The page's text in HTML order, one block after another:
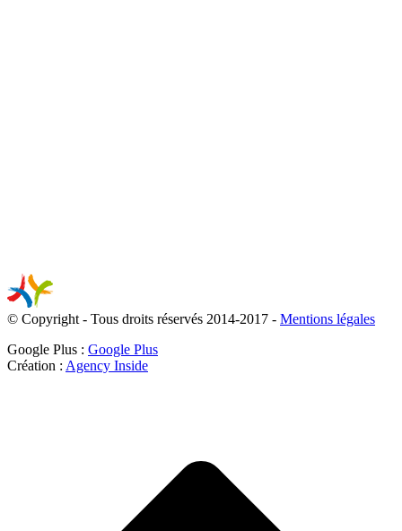
© Copyright - Tous droits réservés 2014-2017 - Mentions légales
Google Plus : Google Plus
Création : Agency Inside